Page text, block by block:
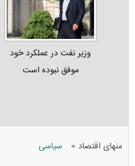
وزیر نفت در عملکرد خود
موفق نبوده است
منهای اقتصاد » سیاسی